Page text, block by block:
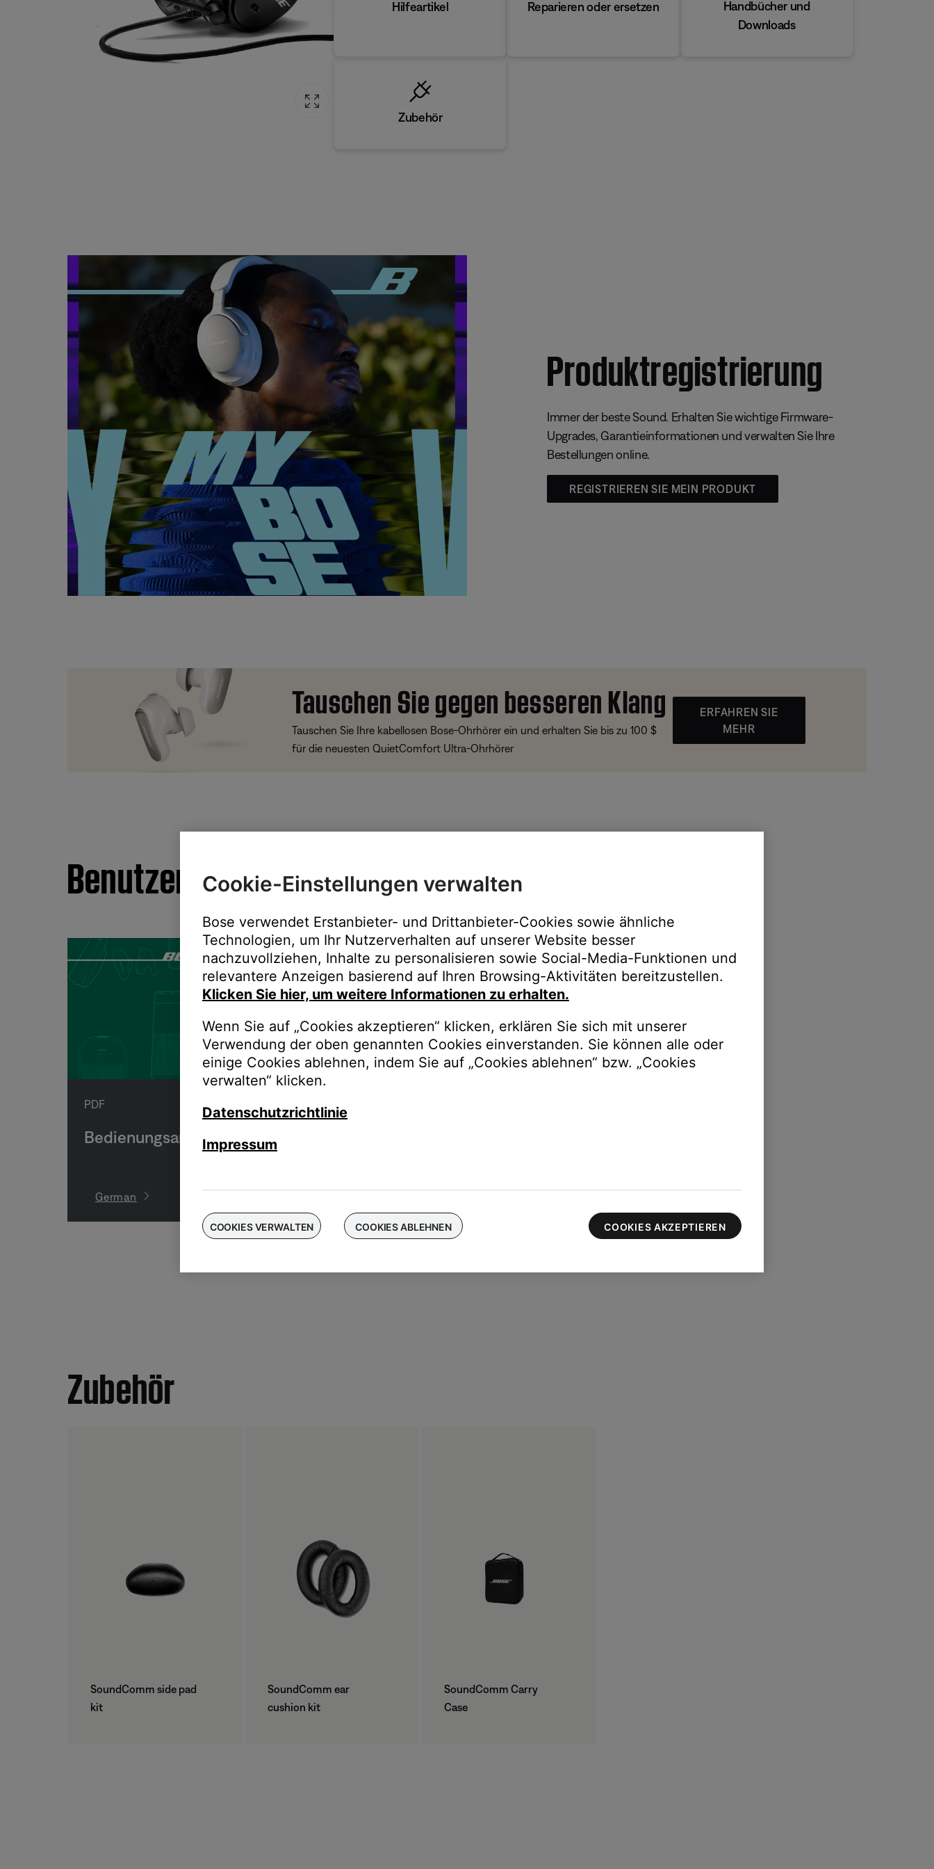
Hilfeartikel Reparieren oder ersetzen
Handbücher und
Downloads
Zubehör
Produktregistrierung
Immer der beste Sound. Erhalten Sie wichtige Firmware-
Upgrades, Garantieinformationen und verwalten Sie Ihre
Bestellungen online.
REGISTRIEREN SIE MEIN PRODUKT
Tauschen Sie gegen besseren Klang
Tauschen Sie Ihre kabellosen Bose-Ohrhörer ein und erhalten Sie bis zu 100 $
für die neuesten QuietComfort Ultra-Ohrhörer
ERFAHREN SIE
MEHR
Benutzerhandbücher
PDF
Bedienungsanleitung
German
Zubehör
SoundComm side pad
kit
SoundComm ear
cushion kit
SoundComm Carry
Case
Cookie-Einstellungen verwalten
Bose verwendet Erstanbieter- und Drittanbieter-Cookies sowie ähnliche
Technologien, um Ihr Nutzerverhalten auf unserer Website besser
nachzuvollziehen, Inhalte zu personalisieren sowie Social-Media-Funktionen und
relevantere Anzeigen basierend auf Ihren Browsing-Aktivitäten bereitzustellen.
Klicken Sie hier, um weitere Informationen zu erhalten.
Wenn Sie auf „Cookies akzeptieren“ klicken, erklären Sie sich mit unserer
Verwendung der oben genannten Cookies einverstanden. Sie können alle oder
einige Cookies ablehnen, indem Sie auf „Cookies ablehnen“ bzw. „Cookies
verwalten“ klicken.
Datenschutzrichtlinie
Impressum
COOKIES VERWALTEN COOKIES ABLEHNEN COOKIES AKZEPTIEREN